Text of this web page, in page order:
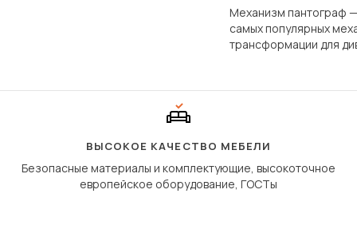
Механизм пантограф
самых популярных
трансформации для
сиденье не
дугообразной
ВЫСОКОЕ КАЧЕСТВО МЕБЕЛИ
Безопасные материалы и комплектующие, высокоточное
европейское оборудование, ГОСТы